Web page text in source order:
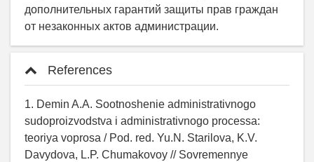
дополнительных гарантий защиты прав граждан
от незаконных актов администрации.
References
1. Demin A.A. Sootnoshenie administrativnogo
sudoproizvodstva i administrativnogo processa:
teoriya voprosa / Pod. red. Yu.N. Starilova, K.V.
Davydova, L.P. Chumakovoy // Sovremennye